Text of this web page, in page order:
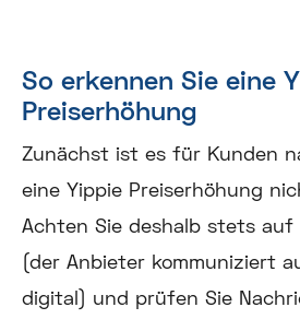
So erkennen Sie eine
Preiserhöhung
Zunächst ist es für Kunden
eine Yippie Preiserhöhung
Achten Sie deshalb stets auf
(der Anbieter kommuniziert
digital) und prüfen Sie